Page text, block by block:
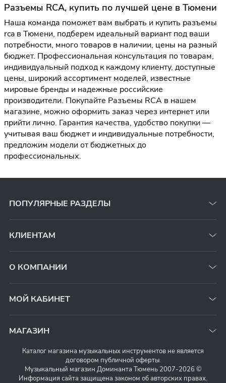
Разъемы RCA, купить по лучшей цене в Тюмени
Наша команда поможет вам выбрать и купить разъемы
rca в Тюмени, подберем идеальный вариант под ваши
потребности, много товаров в наличии, цены на разный
бюджет. Профессиональная консультация по товарам,
индивидуальный подход к каждому клиенту, доступные
цены, широкий ассортимент моделей, известные
мировые бренды и надежные российские
производители. Покупайте Разъемы RCA в нашем
магазине, можно оформить заказ через интернет или
прийти лично. Гарантия качества, удобство покупки —
учитывая ваш бюджет и индивидуальные потребности,
предложим модели от бюджетных до
профессиональных.
ПОПУЛЯРНЫЕ РАЗДЕЛЫ
КЛИЕНТАМ
О КОМПАНИИ
МОЙ КАБИНЕТ
МАГАЗИН
Каталог магазина музыкальных инструментов не является
договором публичной оферты.
Музыкальный магазин Доминанта Тюмень 2007-2026 ©
Информация сайта защищена законом об авторских правах.